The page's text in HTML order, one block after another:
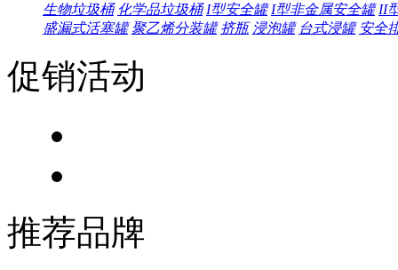
生物垃圾桶 化学品垃圾桶 I型安全罐 I型非金属安全罐 II
盛漏式活塞罐 聚乙烯分装罐 挤瓶 浸泡罐 台式浸罐 安全
促销活动
推荐品牌